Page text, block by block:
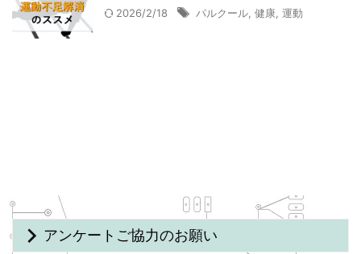
2026/2/18 パルクール 健康 運動
アンケートご協力のお願い